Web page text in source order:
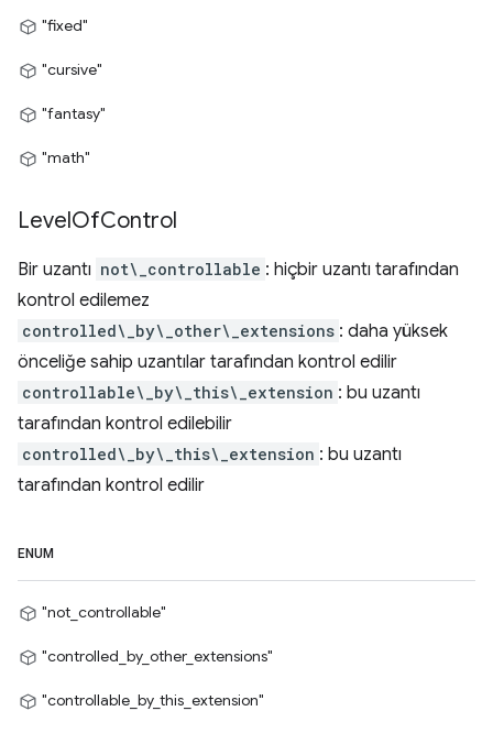
"fixed"
"cursive"
"fantasy"
"math"
LevelOfControl
Bir uzantı not\_controllable : hiçbir uzantı tarafından
kontrol edilemez
controlled\_by\_other\_extensions : daha yüksek
önceliğe sahip uzantılar tarafından kontrol edilir
controllable\_by\_this\_extension : bu uzantı
tarafından kontrol edilebilir
controlled\_by\_this\_extension : bu uzantı
tarafından kontrol edilir
ENUM
"not_controllable"
"controlled_by_other_extensions"
"controllable_by_this_extension"